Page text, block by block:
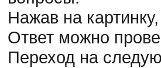
Нажав на
Ответ можно
Переход на